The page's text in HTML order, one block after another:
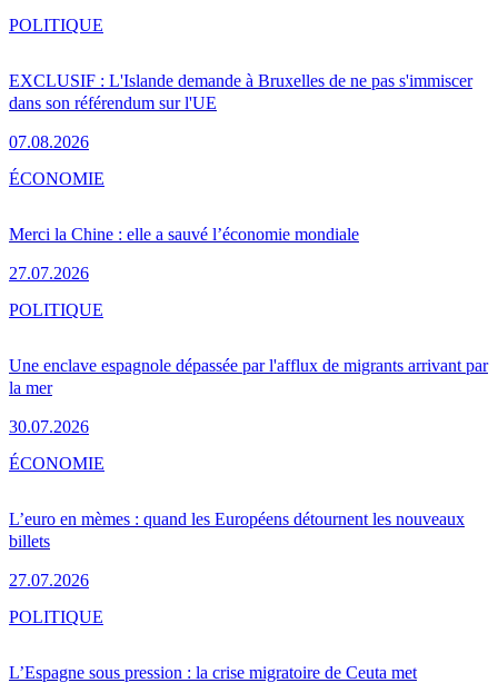
EXCLUSIF : L'Islande demande à Bruxelles de ne pas s'immiscer
dans son référendum sur l'UE
07.08.2026
POLITIQUE
Merci la Chine : elle a sauvé l’économie mondiale
27.07.2026
ÉCONOMIE
Une enclave espagnole dépassée par l'afflux de migrants arrivant par
la mer
30.07.2026
POLITIQUE
L’euro en mèmes : quand les Européens détournent les nouveaux
billets
27.07.2026
ÉCONOMIE
L’Espagne sous pression : la crise migratoire de Ceuta met
POLITIQUE